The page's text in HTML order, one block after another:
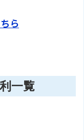
ら
利一覧